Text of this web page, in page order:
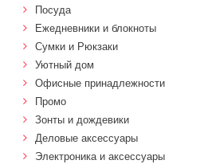
Посуда
Ежедневники и блокноты
Сумки и Рюкзаки
Уютный дом
Офисные принадлежности
Промо
Зонты и дождевики
Деловые аксессуары
Электроника и аксессуары